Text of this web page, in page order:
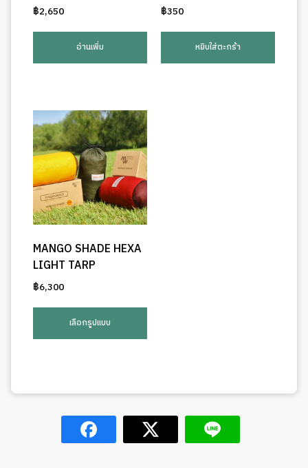
฿2,650
อ่านเพิ่ม
฿350
หยิบใส่ตะกร้า
MANGO SHADE HEXA
LIGHT TARP
฿6,300
เลือกรูปแบบ
This
has
The
may
be